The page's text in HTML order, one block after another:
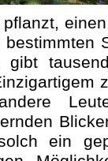
pflanzt,
gibt
ein